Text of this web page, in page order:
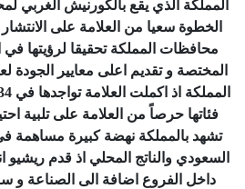
المملكة الذي يقع بالكورنيش الغربي
الخطوة سعيا من العلامة على
محافظات المملكة تحقيقا لرؤيتها في
المختصة و تقديم اعلى معايير الجودة
فئاتها حرصاً من العلامة على تلبية
تشهد بالمملكة نهضة كبيرة مساهمة
السعودي والناتج المحلي اذ قدم ريشيو
داخل الفروع اضافة الى الصناعة و